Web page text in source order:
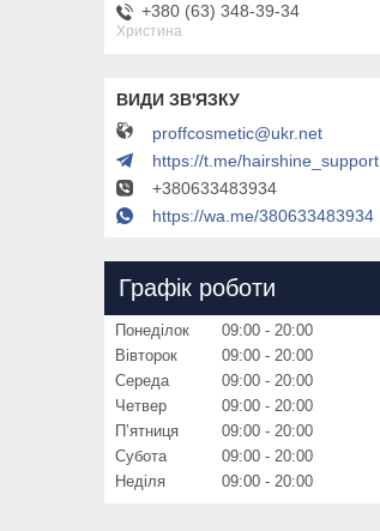
+380 (63) 348-39-34
Христина
proffcosmetic@ukr.net
https://t.me/hairshine_support
+380633483934
https://wa.me/380633483934
Графік роботи
Понеділок 09:00
20:00
Вівторок
09:00
20:00
Середа
09:00
20:00
Четвер
09:00
20:00
Пʼятниця
09:00
20:00
Субота
09:00
20:00
Неділя
09:00 20:00